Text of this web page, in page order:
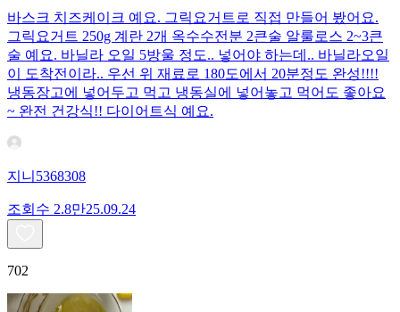
바스크 치즈케이크 예요. 그릭요거트로 직접 만들어 봤어요.
그릭요거트 250g 계란 2개 옥수수전분 2큰술 알룰로스 2~3큰
술 예요. 바닐라 오일 5방울 정도.. 넣어야 하는데.. 바닐라오일
이 도착전이라.. 우선 위 재료로 180도에서 20분정도 완성!!!!
냉동장고에 넣어두고 먹고 냉동실에 넣어놓고 먹어도 좋아요
~ 완전 건강식!! 다이어트식 예요.
지니5368308
조회수 2.8만25.09.24
702